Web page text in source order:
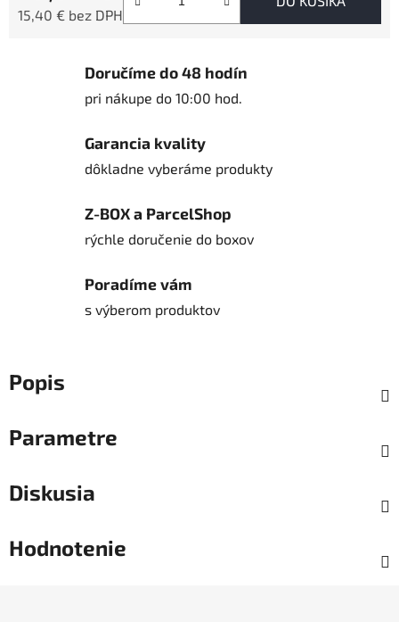
15,40 € bez DPH
Doručíme do 48 hodín
pri nákupe do 10:00 hod.
Garancia kvality
dôkladne vyberáme produkty
Z-BOX a ParcelShop
rýchle doručenie do boxov
Poradíme vám
s výberom produktov
Popis
Parametre
Diskusia
Hodnotenie